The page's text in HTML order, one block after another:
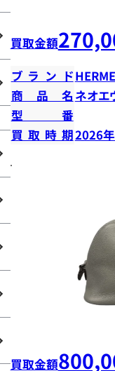
買取金額
ブランド
商品名 ネオエ
型番
買取時期2026
買取金額